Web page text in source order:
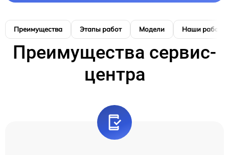
Преимущества Этапы работ Модели Наши работы
Преимущества сервис-
центра